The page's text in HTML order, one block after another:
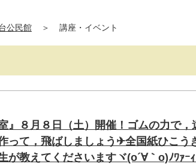
公民館 ＞ 講座・イベント
８月８日（土）開催！ゴムの力で，
って，飛ばしましょう✈全国紙ひこう
が教えてくださいますヾ(o´∀｀o)ﾉﾜｧｰ